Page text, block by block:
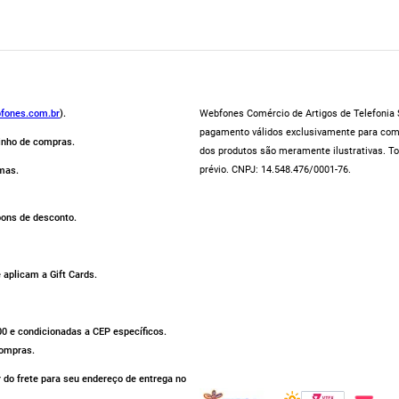
).
de compras.
de desconto.
aplicam a Gift Cards.
e condicionadas a CEP específicos.
frete para seu endereço de entrega no
Webfones Comércio de Artigos de
pagamento válidos exclusivamente para
dos produtos são meramente ilustrativas.
prévio. CNPJ: 14.548.476/0001-76.